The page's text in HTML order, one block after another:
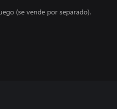
(se vende por separado).